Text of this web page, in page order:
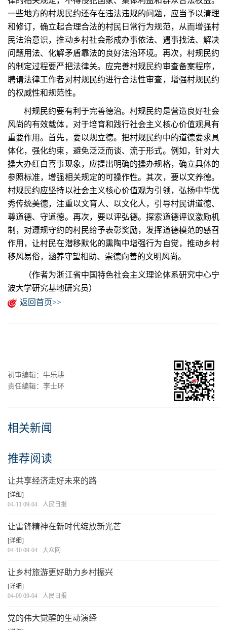
一些地方的村规民约还存在违法违规的问题，应当予以清理
和修订，确立起合理合法的村民日常行为规范，从而增强村
民法治意识，推动乡村社会形成办事依法、遇事找法、解决
问题用法、化解矛盾靠法的良好法治环境。再次，村规民约
的制定过程要严把法律关。应完善村规民约审查备案程序，
聘请法律工作者对村规民约进行合法性审查，增强村规民约
的权威性和规范性。
村规民约要有利于完善德治。村规民约是营造良好社会
风尚的有效载体，对于培育和践行社会主义核心价值观具有
重要作用。首先，要以规立德。把村规民约中的道德要求具
体化，强化约束，避免泛泛而谈、流于形式。例如，针对大
操大办红白喜事现象，应提出明确的操办规格，确立具体的
参照标准，增强相关规定的可操作性。其次，要以文养德。
村规民约应坚持以社会主义核心价值观为引领，弘扬中华优
秀传统美德，注重以文育人、以文化人，引导村民讲道德、
尊道德、守道德。再次，要以评弘德。探索道德评议激励机
制，对遵规守约的村民给予表彰奖励，发挥道德模范的感召
作用，让村民在潜移默化的熏陶中增强行为自觉，推动乡村
移风易俗，涵养守望相助、崇德向善的文明风尚。
（作者为浙江省中国特色社会主义理论体系研究中心宁
波大学研究基地研究员）
返回首页>>
初审编辑：牛乐耕
责任编辑：李士环
相关新闻
推荐阅读
让共享经济走好未来的路
[详细]
04-11 09-04
人民日报
让雷锋精神在新时代绽放新光芒
[详细]
04-10 09-04
大众网
让乡村旅游更好助力乡村振兴
[详细]
04-09 09-04
人民日报
党的伟大觉醒的生动演绎